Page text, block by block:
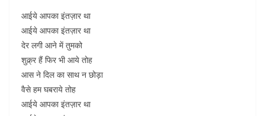
आईये आपका इंतज़ार था
आईये आपका इंतज़ार था
देर लगी आने में तुमको
शुक्र्र हैं फिर भी आये तोह
आस ने दिल का साथ न छोड़ा
वैसे हम घबराये तोह
आईये आपका इंतज़ार था